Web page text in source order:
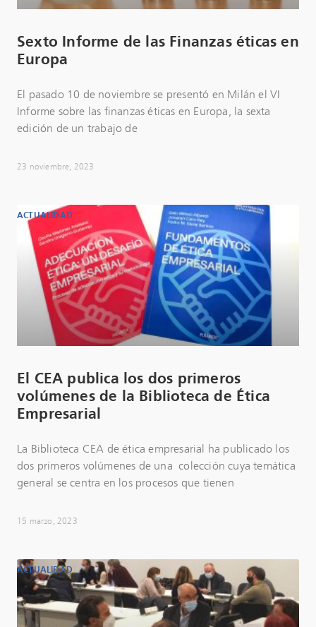
Sexto Informe de las Finanzas éticas en
Europa
El pasado 10 de noviembre se presentó en Milán el VI
Informe sobre las finanzas éticas en Europa, la sexta
edición de un trabajo de
23 noviembre, 2023
ACTUALIDAD
El CEA publica los dos primeros
volúmenes de la Biblioteca de Ética
Empresarial
La Biblioteca CEA de ética empresarial ha publicado los
dos primeros volúmenes de una colección cuya temática
general se centra en los procesos que tienen
15 marzo, 2023
ACTUALIDAD